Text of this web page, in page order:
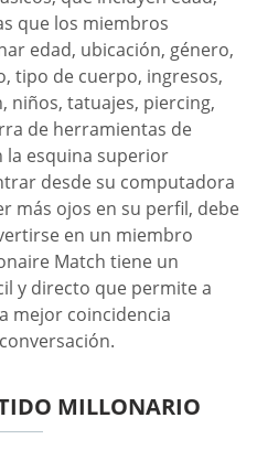
que los miembros
edad, ubicación, género,
tipo de cuerpo, ingresos,
niños, tatuajes, piercing,
de herramientas de
la esquina superior
desde su computadora
más ojos en su perfil, debe
en un miembro
Match tiene un
y directo que permite a
mejor coincidencia
MILLONARIO